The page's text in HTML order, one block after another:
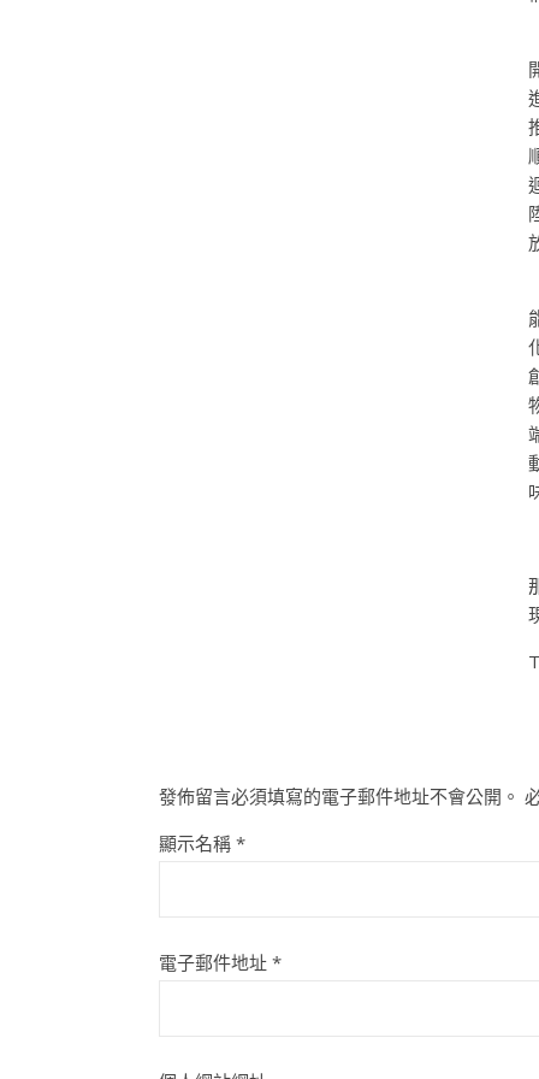
發佈留言必須填寫的電子郵件地址不會公開。
顯示名稱 *
電子郵件地址 *